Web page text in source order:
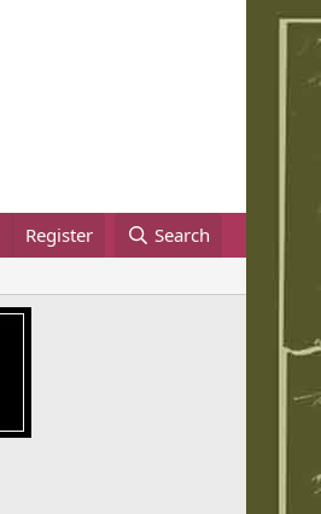
Register Search